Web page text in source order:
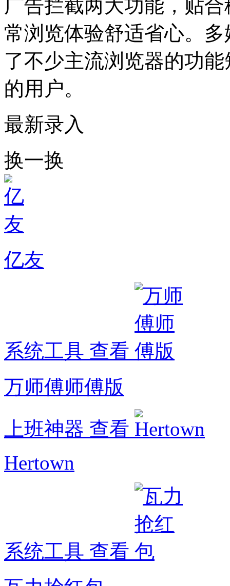
广告拦截两大功能，贴
常浏览体验舒适省心。
了不少主流浏览器的功
的用户。
最新录入
换一换
亿友
系统工具 查看
万师傅师傅版
上班神器 查看
Hertown
系统工具 查看